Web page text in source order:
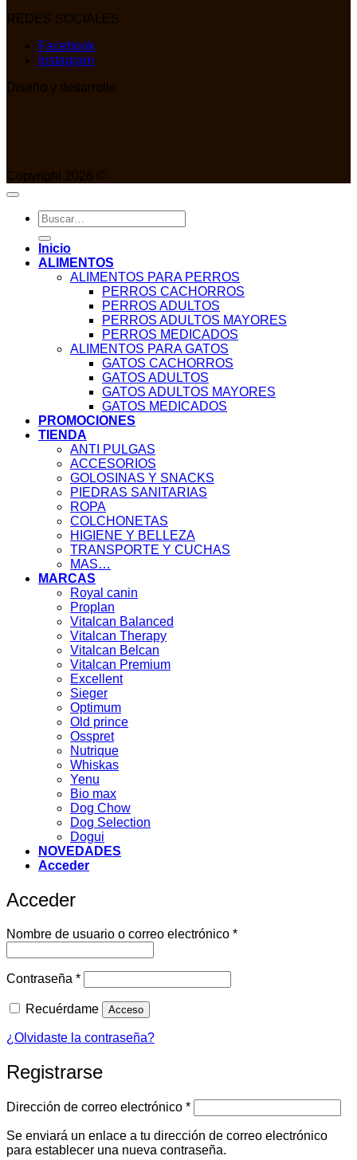
REDES SOCIALES
Facebook
Instagram
Diseño y desarrollo
Copyright 2026 ©
Buscar
por:
Inicio
ALIMENTOS
ALIMENTOS PARA PERROS
PERROS CACHORROS
PERROS ADULTOS
PERROS ADULTOS MAYORES
PERROS MEDICADOS
ALIMENTOS PARA GATOS
GATOS CACHORROS
GATOS ADULTOS
GATOS ADULTOS MAYORES
GATOS MEDICADOS
PROMOCIONES
TIENDA
ANTI PULGAS
ACCESORIOS
GOLOSINAS Y SNACKS
PIEDRAS SANITARIAS
ROPA
COLCHONETAS
HIGIENE Y BELLEZA
TRANSPORTE Y CUCHAS
MAS…
MARCAS
Royal canin
Proplan
Vitalcan Balanced
Vitalcan Therapy
Vitalcan Belcan
Vitalcan Premium
Excellent
Sieger
Optimum
Old prince
Osspret
Nutrique
Whiskas
Yenu
Bio max
Dog Chow
Dog Selection
Dogui
NOVEDADES
Acceder
Acceder
Nombre de usuario o correo electrónico *Obligatorio
Contraseña *Obligatorio
Recuérdame Acceso
¿Olvidaste la contraseña?
Registrarse
Dirección de correo electrónico *Obligatorio
Se enviará un enlace a tu dirección de correo electrónico
para establecer una nueva contraseña.